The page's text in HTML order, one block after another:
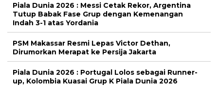
Piala Dunia 2026 : Messi Cetak Rekor, Argentina
Tutup Babak Fase Grup dengan Kemenangan
Indah 3-1 atas Yordania
PSM Makassar Resmi Lepas Victor Dethan,
Dirumorkan Merapat ke Persija Jakarta
Piala Dunia 2026 : Portugal Lolos sebagai Runner-
up, Kolombia Kuasai Grup K Piala Dunia 2026